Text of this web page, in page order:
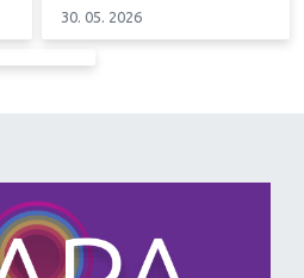
30. 05. 2026